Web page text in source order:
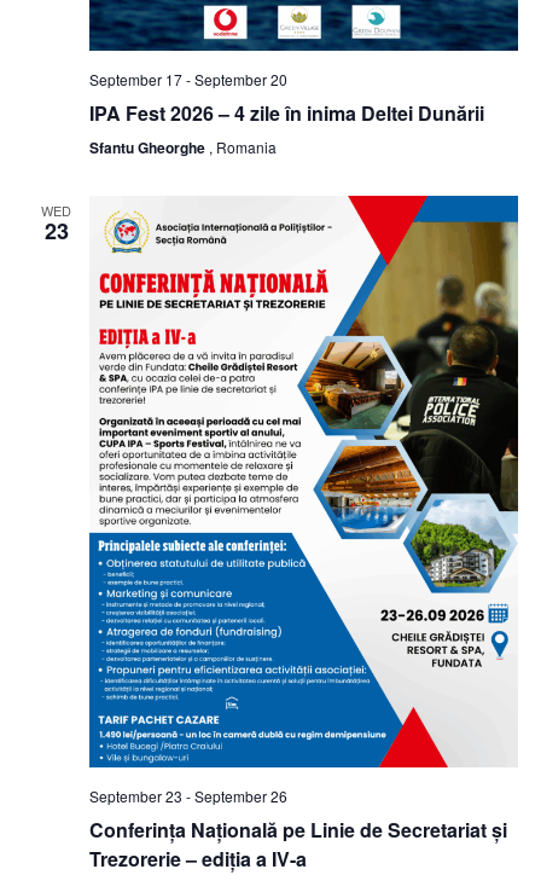
September 17-September 20
IPA Fest 2026 – 4 zile în inima Deltei Dunării
Sfantu Gheorghe , Romania
WED
23
September 23 -September 26
Conferința Națională pe Linie de Secretariat și
Trezorerie – ediția a IV-a